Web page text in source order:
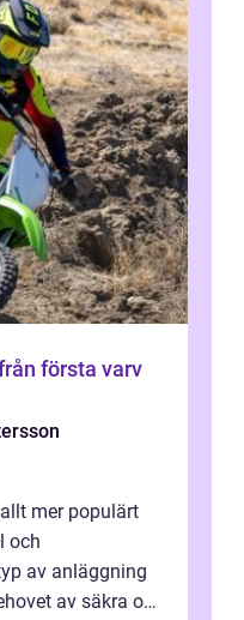
mer populärt
och
av anläggning
av säkra och